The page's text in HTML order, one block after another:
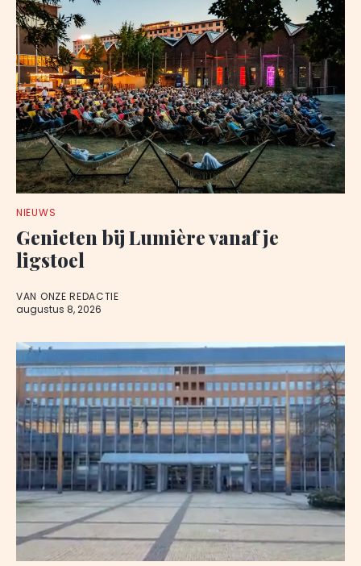
NIEUWS
Genieten bij Lumière vanaf je
ligstoel
VAN ONZE REDACTIE
augustus 8, 2026